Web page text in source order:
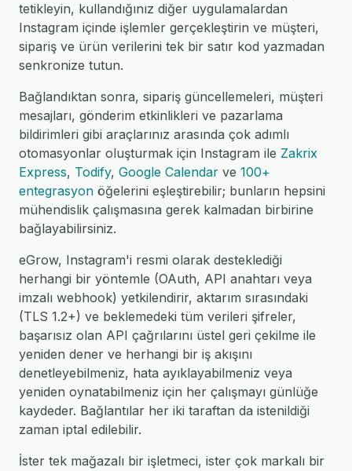
tetikleyin, kullandığınız diğer uygulamalardan
Instagram içinde işlemler gerçekleştirin ve müşteri,
sipariş ve ürün verilerini tek bir satır kod yazmadan
senkronize tutun.
Bağlandıktan sonra, sipariş güncellemeleri, müşteri
mesajları, gönderim etkinlikleri ve pazarlama
bildirimleri gibi araçlarınız arasında çok adımlı
otomasyonlar oluşturmak için Instagram ile Zakrix
Express, Todify, Google Calendar ve 100+
entegrasyon öğelerini eşleştirebilir; bunların hepsini
mühendislik çalışmasına gerek kalmadan birbirine
bağlayabilirsiniz.
eGrow, Instagram'i resmi olarak desteklediği
herhangi bir yöntemle (OAuth, API anahtarı veya
imzalı webhook) yetkilendirir, aktarım sırasındaki
(TLS 1.2+) ve beklemedeki tüm verileri şifreler,
başarısız olan API çağrılarını üstel geri çekilme ile
yeniden dener ve herhangi bir iş akışını
denetleyebilmeniz, hata ayıklayabilmeniz veya
yeniden oynatabilmeniz için her çalışmayı günlüğe
kaydeder. Bağlantılar her iki taraftan da istenildiği
zaman iptal edilebilir.
İster tek mağazalı bir işletmeci, ister çok markalı bir